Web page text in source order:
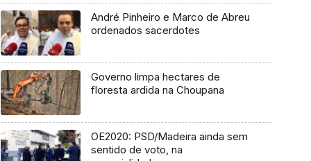
André Pinheiro e Marco de Abreu
ordenados sacerdotes
Governo limpa hectares de
floresta ardida na Choupana
OE2020: PSD/Madeira ainda sem
sentido de voto, na